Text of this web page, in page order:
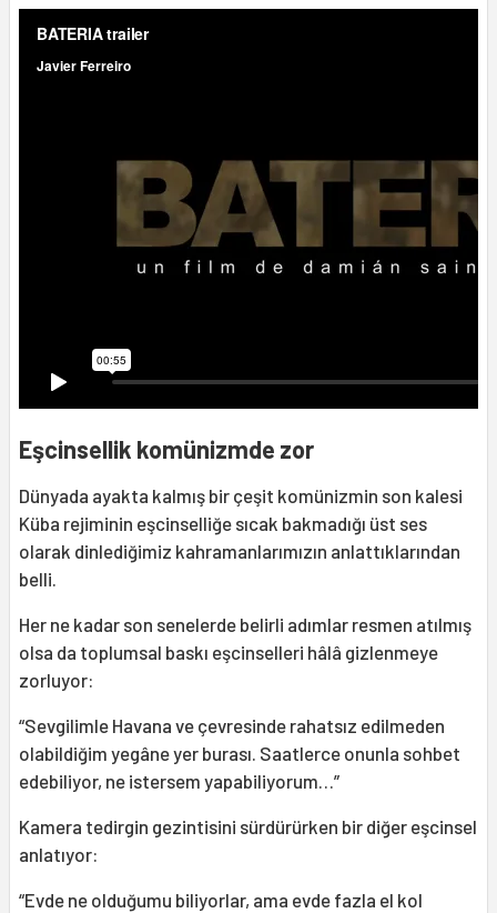
Eşcinsellik komünizmde zor
Dünyada ayakta kalmış bir çeşit komünizmin son kalesi
Küba rejiminin eşcinselliğe sıcak bakmadığı üst ses
olarak dinlediğimiz kahramanlarımızın anlattıklarından
belli.
Her ne kadar son senelerde belirli adımlar resmen atılmış
olsa da toplumsal baskı eşcinselleri hâlâ gizlenmeye
zorluyor:
“Sevgilimle Havana ve çevresinde rahatsız edilmeden
olabildiğim yegâne yer burası. Saatlerce onunla sohbet
edebiliyor, ne istersem yapabiliyorum…”
Kamera tedirgin gezintisini sürdürürken bir diğer eşcinsel
anlatıyor:
“Evde ne olduğumu biliyorlar, ama evde fazla el kol